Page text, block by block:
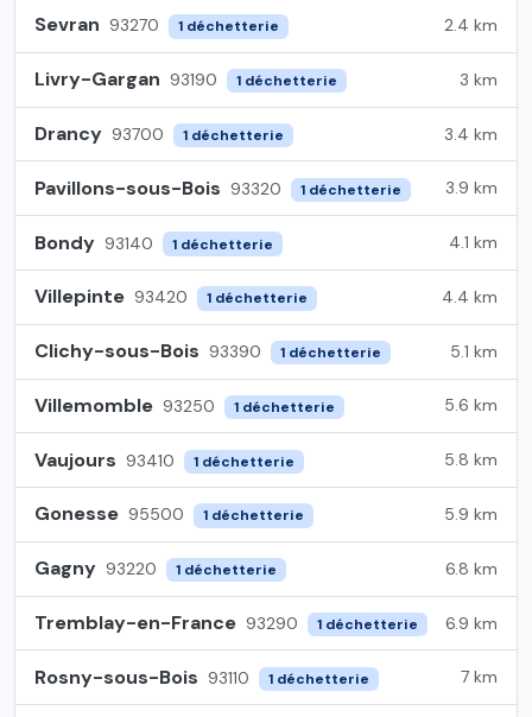
Sevran 93270 1 déchetterie 2.4 km
Livry-Gargan 93190 1 déchetterie 3 km
Drancy 93700 1 déchetterie 3.4 km
Pavillons-sous-Bois 93320 1 déchetterie 3.9 km
Bondy 93140 1 déchetterie 4.1 km
Villepinte 93420 1 déchetterie 4.4 km
Clichy-sous-Bois 93390 1 déchetterie 5.1 km
Villemomble 93250 1 déchetterie 5.6 km
Vaujours 93410 1 déchetterie 5.8 km
Gonesse 95500 1 déchetterie 5.9 km
Gagny 93220 1 déchetterie 6.8 km
Tremblay-en-France 93290 1 déchetterie 6.9 km
Rosny-sous-Bois 93110 1 déchetterie 7 km